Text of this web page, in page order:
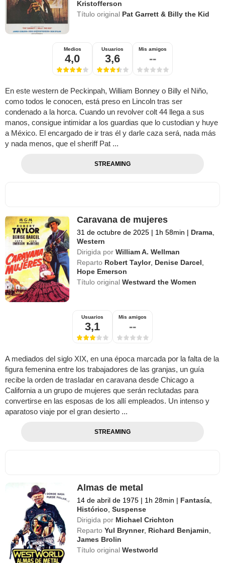
Kristofferson
Título original Pat Garrett & Billy the Kid
Medios
4,0
Usuarios
3,6
Mis amigos
--
En este western de Peckinpah, William Bonney o Billy el Niño,
como todos le conocen, está preso en Lincoln tras ser
condenado a la horca. Cuando un revolver colt 44 llega a sus
manos, consigue intimidar a los guardias que lo custodian y huye
a México. El encargado de ir tras él y darle caza será, nada más
y nada menos, que el sheriff Pat ...
STREAMING
Caravana de mujeres
31 de octubre de 2025 | 1h 58min | Drama
Western
Dirigida por William A. Wellman
Reparto Robert Taylor, Denise Darcel
Hope Emerson
Título originalWestward the Women
Usuarios
3,1
Mis amigos
--
A mediados del siglo XIX, en una época marcada por la falta de la
figura femenina entre los trabajadores de las granjas, un guía
recibe la orden de trasladar en caravana desde Chicago a
California a un grupo de mujeres que serán reclutadas para
convertirse en las esposas de los allí empleados. Un intenso y
aparatoso viaje por el gran desierto ...
STREAMING
Almas de metal
14 de abril de 1975 | 1h 28min | Fantasía
Histórico ,Suspense
Dirigida por Michael Crichton
Reparto Yul Brynner, Richard Benjamin
James Brolin
Título originalWestworld